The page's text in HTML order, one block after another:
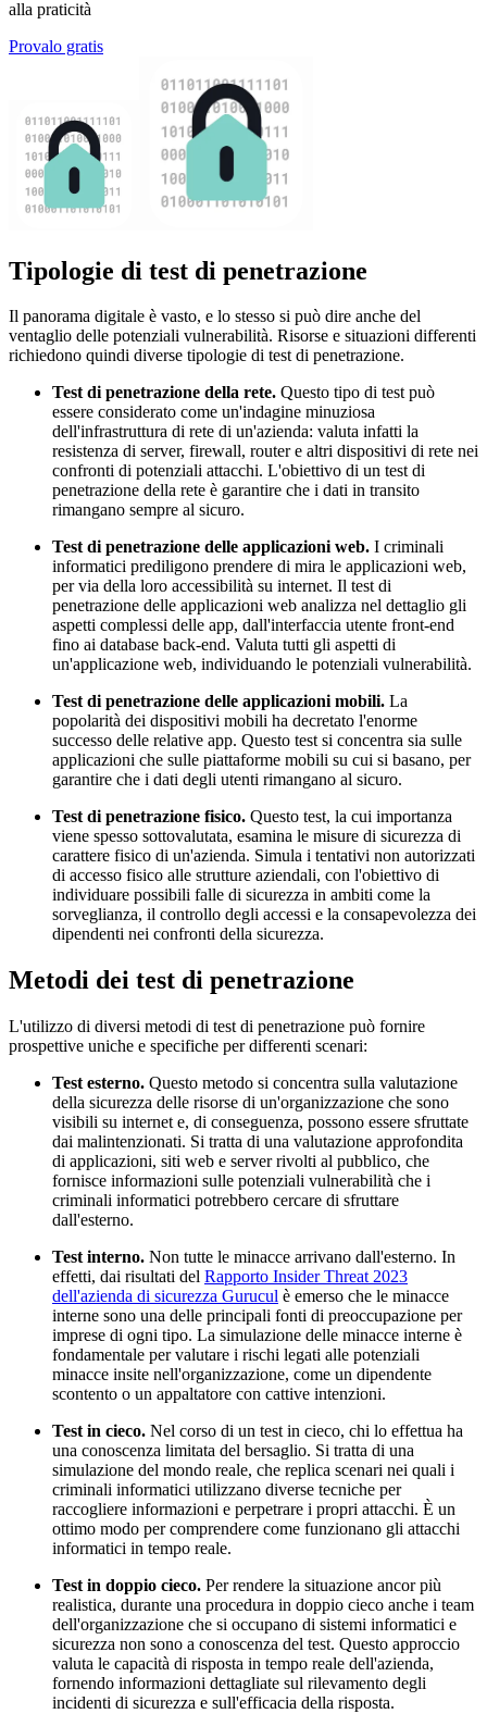
alla praticità
Provalo gratis
Tipologie di test di penetrazione
Il panorama digitale è vasto, e lo stesso si può dire anche del
ventaglio delle potenziali vulnerabilità. Risorse e situazioni differenti
richiedono quindi diverse tipologie di test di penetrazione.
Test di penetrazione della rete. Questo tipo di test può
essere considerato come un'indagine minuziosa
dell'infrastruttura di rete di un'azienda: valuta infatti la
resistenza di server, firewall, router e altri dispositivi di rete nei
confronti di potenziali attacchi. L'obiettivo di un test di
penetrazione della rete è garantire che i dati in transito
rimangano sempre al sicuro.
Test di penetrazione delle applicazioni web. I criminali
informatici prediligono prendere di mira le applicazioni web,
per via della loro accessibilità su internet. Il test di
penetrazione delle applicazioni web analizza nel dettaglio gli
aspetti complessi delle app, dall'interfaccia utente front-end
fino ai database back-end. Valuta tutti gli aspetti di
un'applicazione web, individuando le potenziali vulnerabilità.
Test di penetrazione delle applicazioni mobili. La
popolarità dei dispositivi mobili ha decretato l'enorme
successo delle relative app. Questo test si concentra sia sulle
applicazioni che sulle piattaforme mobili su cui si basano, per
garantire che i dati degli utenti rimangano al sicuro.
Test di penetrazione fisico. Questo test, la cui importanza
viene spesso sottovalutata, esamina le misure di sicurezza di
carattere fisico di un'azienda. Simula i tentativi non autorizzati
di accesso fisico alle strutture aziendali, con l'obiettivo di
individuare possibili falle di sicurezza in ambiti come la
sorveglianza, il controllo degli accessi e la consapevolezza dei
dipendenti nei confronti della sicurezza.
Metodi dei test di penetrazione
L'utilizzo di diversi metodi di test di penetrazione può fornire
prospettive uniche e specifiche per differenti scenari:
Test esterno. Questo metodo si concentra sulla valutazione
della sicurezza delle risorse di un'organizzazione che sono
visibili su internet e, di conseguenza, possono essere sfruttate
dai malintenzionati. Si tratta di una valutazione approfondita
di applicazioni, siti web e server rivolti al pubblico, che
fornisce informazioni sulle potenziali vulnerabilità che i
criminali informatici potrebbero cercare di sfruttare
dall'esterno.
Test interno. Non tutte le minacce arrivano dall'esterno. In
effetti, dai risultati del Rapporto Insider Threat 2023
dell'azienda di sicurezza Gurucul è emerso che le minacce
interne sono una delle principali fonti di preoccupazione per
imprese di ogni tipo. La simulazione delle minacce interne è
fondamentale per valutare i rischi legati alle potenziali
minacce insite nell'organizzazione, come un dipendente
scontento o un appaltatore con cattive intenzioni.
Test in cieco. Nel corso di un test in cieco, chi lo effettua ha
una conoscenza limitata del bersaglio. Si tratta di una
simulazione del mondo reale, che replica scenari nei quali i
criminali informatici utilizzano diverse tecniche per
raccogliere informazioni e perpetrare i propri attacchi. È un
ottimo modo per comprendere come funzionano gli attacchi
informatici in tempo reale.
Test in doppio cieco. Per rendere la situazione ancor più
realistica, durante una procedura in doppio cieco anche i team
dell'organizzazione che si occupano di sistemi informatici e
sicurezza non sono a conoscenza del test. Questo approccio
valuta le capacità di risposta in tempo reale dell'azienda,
fornendo informazioni dettagliate sul rilevamento degli
incidenti di sicurezza e sull'efficacia della risposta.